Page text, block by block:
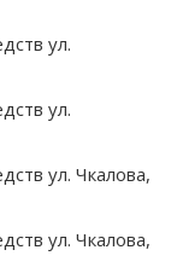
ул.
ул.
ул. Чкалова,
ул. Чкалова,